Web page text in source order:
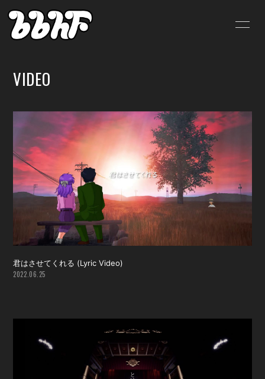
SCHEDULE
VIDEO
DISCOGRAPHY
BLOG
MOVIE
RADIO
PHOTO
SHOP
会員登録
VIDEO
君はさせてくれる (Lyric Video)
2022.06.25